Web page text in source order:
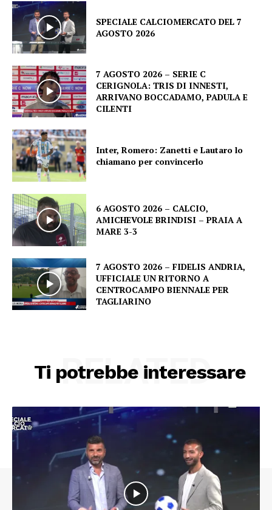
SPECIALE CALCIOMERCATO DEL 7
AGOSTO 2026
7 AGOSTO 2026 – SERIE C
CERIGNOLA: TRIS DI INNESTI,
ARRIVANO BOCCADAMO, PADULA E
CILENTI
Inter, Romero: Zanetti e Lautaro lo
chiamano per convincerlo
6 AGOSTO 2026 – CALCIO,
AMICHEVOLE BRINDISI – PRAIA A
MARE 3-3
7 AGOSTO 2026 – FIDELIS ANDRIA,
UFFICIALE UN RITORNO A
CENTROCAMPO BIENNALE PER
TAGLIARINO
Ti potrebbe interessare
RELATED